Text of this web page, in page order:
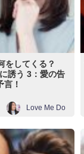
をしてくる？
誘う 3：愛の告
！
Love Me Do